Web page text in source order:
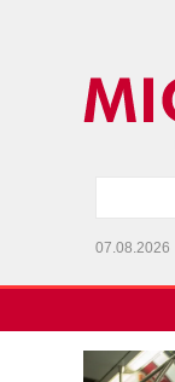
07.08.2026